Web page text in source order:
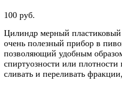
100 руб.
Цилиндр мерный
очень полезный прибор в
позволяющий удобным
спиртуозности или плотности
сливать и переливать